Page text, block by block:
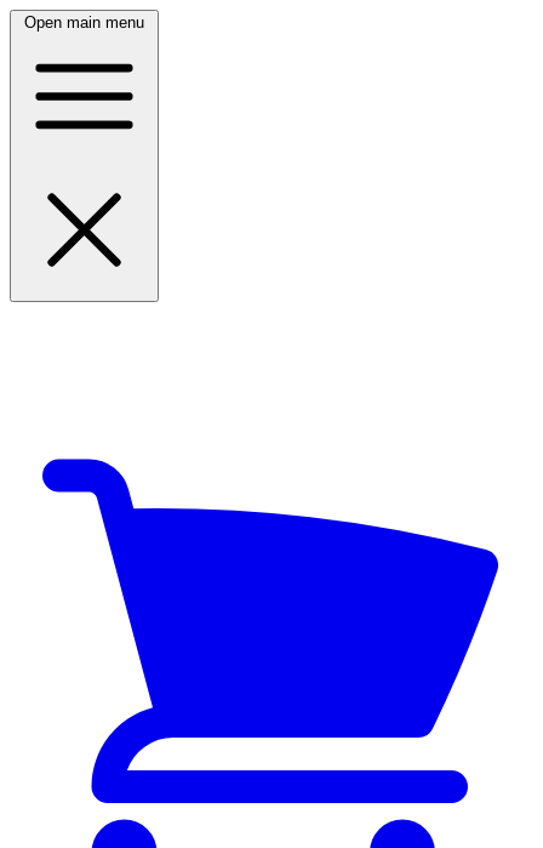
Open main menu